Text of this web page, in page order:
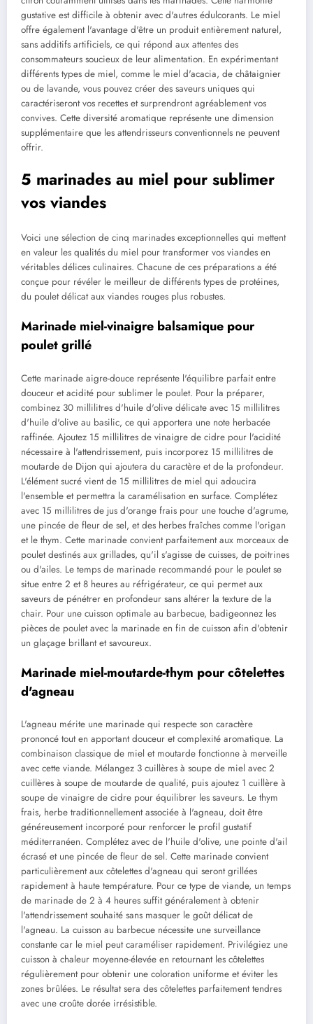
gustative est difficile à obtenir avec d'autres édulcorants. Le miel
offre également l'avantage d'être un produit entièrement naturel,
sans additifs artificiels, ce qui répond aux attentes des
consommateurs soucieux de leur alimentation. En expérimentant
différents types de miel, comme le miel d'acacia, de châtaignier
ou de lavande, vous pouvez créer des saveurs uniques qui
caractériseront vos recettes et surprendront agréablement vos
convives. Cette diversité aromatique représente une dimension
supplémentaire que les attendrisseurs conventionnels ne peuvent
offrir.
5 marinades au miel pour sublimer
vos viandes
Voici une sélection de cinq marinades exceptionnelles qui mettent
en valeur les qualités du miel pour transformer vos viandes en
véritables délices culinaires. Chacune de ces préparations a été
conçue pour révéler le meilleur de différents types de protéines,
du poulet délicat aux viandes rouges plus robustes.
Marinade miel-vinaigre balsamique pour
poulet grillé
Cette marinade aigre-douce représente l'équilibre parfait entre
douceur et acidité pour sublimer le poulet. Pour la préparer,
combinez 30 millilitres d'huile d'olive délicate avec 15 millilitres
d'huile d'olive au basilic, ce qui apportera une note herbacée
raffinée. Ajoutez 15 millilitres de vinaigre de cidre pour l'acidité
nécessaire à l'attendrissement, puis incorporez 15 millilitres de
moutarde de Dijon qui ajoutera du caractère et de la profondeur.
L'élément sucré vient de 15 millilitres de miel qui adoucira
l'ensemble et permettra la caramélisation en surface. Complétez
avec 15 millilitres de jus d'orange frais pour une touche d'agrume,
une pincée de fleur de sel, et des herbes fraîches comme l'origan
et le thym. Cette marinade convient parfaitement aux morceaux de
poulet destinés aux grillades, qu'il s'agisse de cuisses, de poitrines
ou d'ailes. Le temps de marinade recommandé pour le poulet se
situe entre 2 et 8 heures au réfrigérateur, ce qui permet aux
saveurs de pénétrer en profondeur sans altérer la texture de la
chair. Pour une cuisson optimale au barbecue, badigeonnez les
pièces de poulet avec la marinade en fin de cuisson afin d'obtenir
un glaçage brillant et savoureux.
Marinade miel-moutarde-thym pour côtelettes
d'agneau
L'agneau mérite une marinade qui respecte son caractère
prononcé tout en apportant douceur et complexité aromatique. La
combinaison classique de miel et moutarde fonctionne à merveille
avec cette viande. Mélangez 3 cuillères à soupe de miel avec 2
cuillères à soupe de moutarde de qualité, puis ajoutez 1 cuillère à
soupe de vinaigre de cidre pour équilibrer les saveurs. Le thym
frais, herbe traditionnellement associée à l'agneau, doit être
généreusement incorporé pour renforcer le profil gustatif
méditerranéen. Complétez avec de l'huile d'olive, une pointe d'ail
écrasé et une pincée de fleur de sel. Cette marinade convient
particulièrement aux côtelettes d'agneau qui seront grillées
rapidement à haute température. Pour ce type de viande, un temps
de marinade de 2 à 4 heures suffit généralement à obtenir
l'attendrissement souhaité sans masquer le goût délicat de
l'agneau. La cuisson au barbecue nécessite une surveillance
constante car le miel peut caraméliser rapidement. Privilégiez une
cuisson à chaleur moyenne-élevée en retournant les côtelettes
régulièrement pour obtenir une coloration uniforme et éviter les
zones brûlées. Le résultat sera des côtelettes parfaitement tendres
avec une croûte dorée irrésistible.